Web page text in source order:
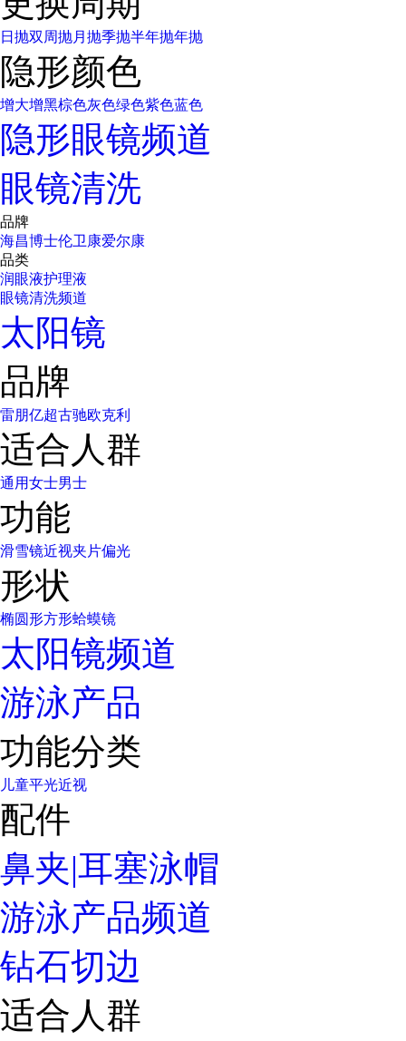
日抛双周抛月抛季抛半年抛年抛
隐形颜色
增大增黑棕色灰色绿色紫色蓝色
隐形眼镜频道
眼镜清洗
品牌
海昌博士伦卫康爱尔康
品类
润眼液护理液
眼镜清洗频道
太阳镜
品牌
雷朋亿超古驰欧克利
适合人群
通用女士男士
功能
滑雪镜近视夹片偏光
形状
椭圆形方形蛤蟆镜
太阳镜频道
游泳产品
功能分类
儿童平光近视
配件
鼻夹|耳塞泳帽
游泳产品频道
钻石切边
适合人群